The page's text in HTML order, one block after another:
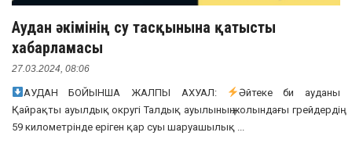
Аудан әкімінің су тасқынына қатысты
хабарламасы
27.03.2024, 08:06
АУДАН БОЙЫНША ЖАЛПЫ АХУАЛ:
Әйтеке би ауданы
Қайрақты ауылдық округі Талдық ауылының жолындағы грейдердің
59 километрінде еріген қар суы шаруашылық ...